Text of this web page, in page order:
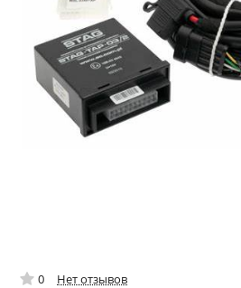
0 Нет отзывов